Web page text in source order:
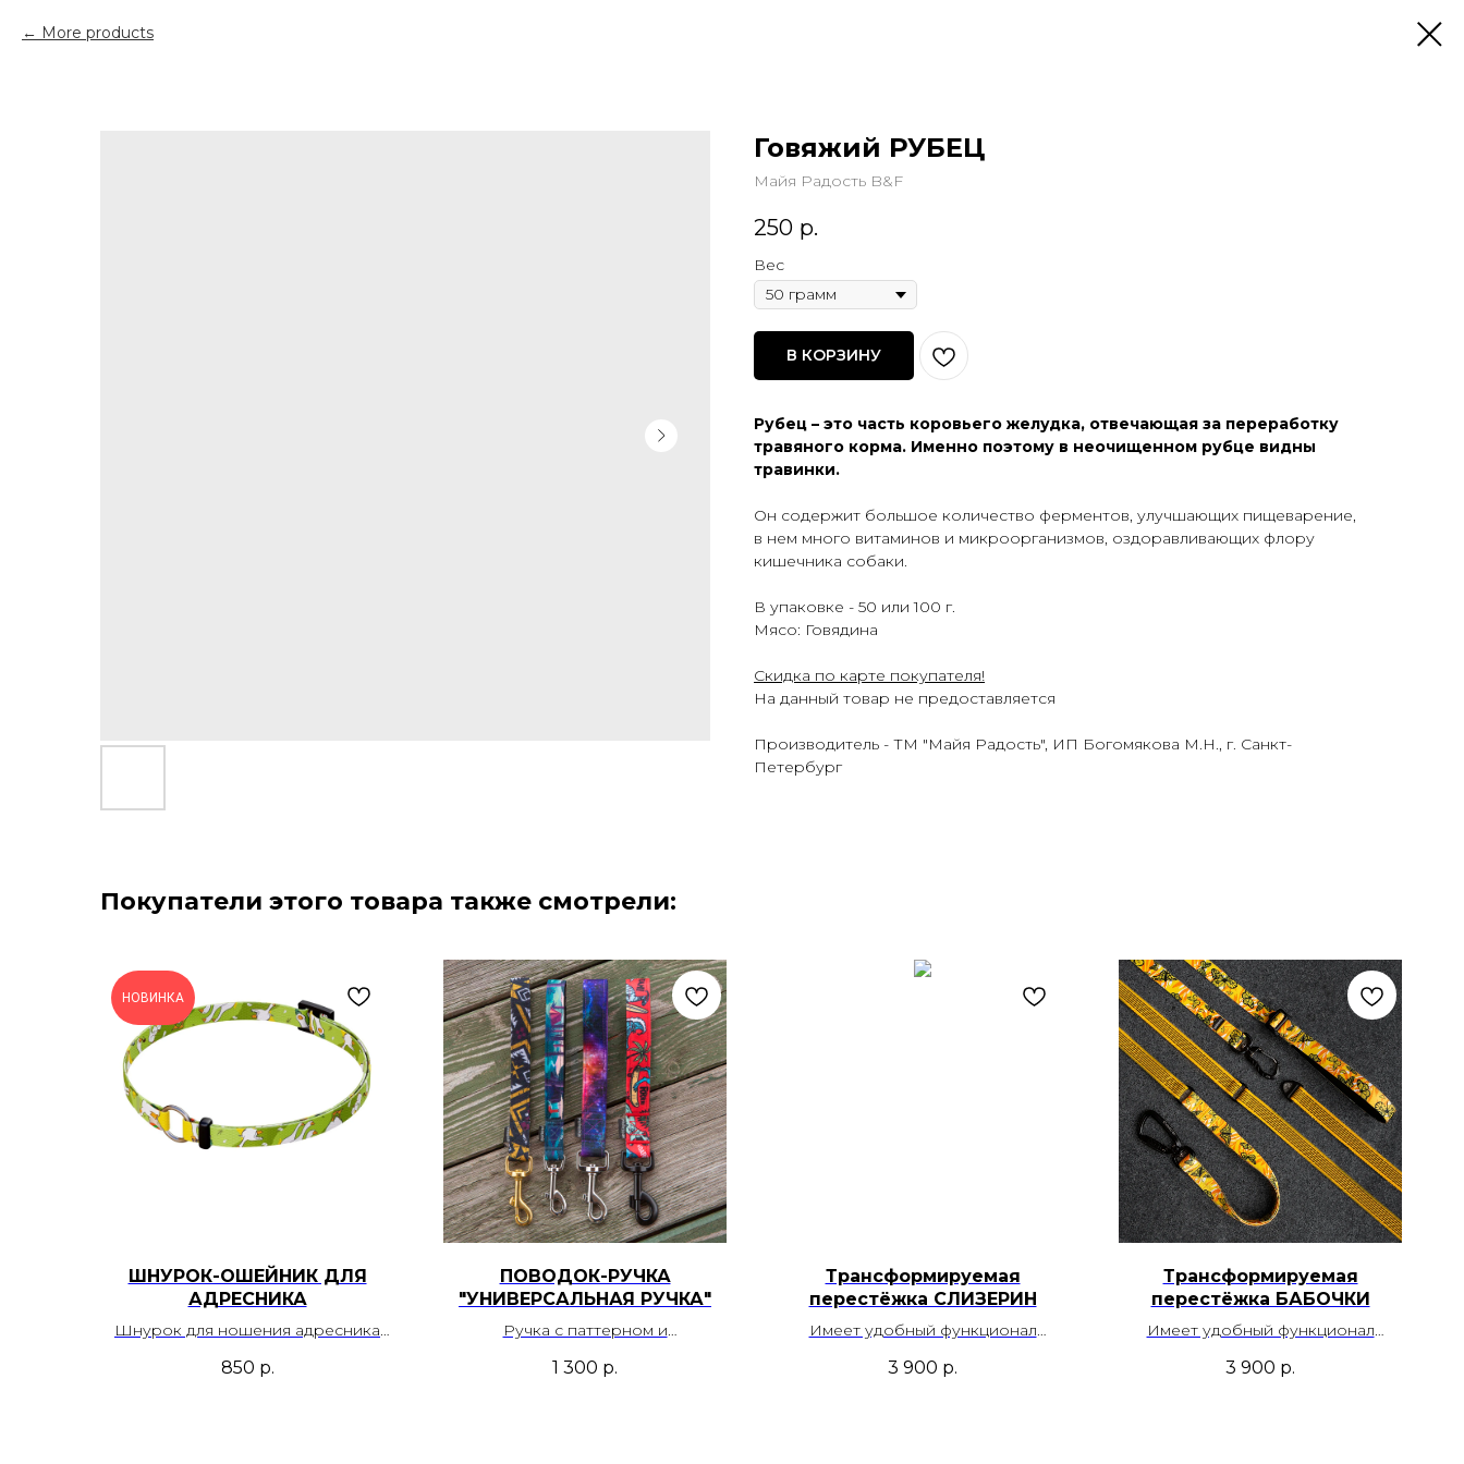
More products
Говяжий РУБЕЦ
Майя Радость B&F
250 р.
Вес
В КОРЗИНУ
Рубец – это часть коровьего желудка, отвечающая за переработку
травяного корма. Именно поэтому в неочищенном рубце видны
травинки.
Он содержит большое количество ферментов, улучшающих пищеварение,
в нем много витаминов и микроорганизмов, оздоравливающих флору
кишечника собаки.
В упаковке - 50 или 100 г.
Мясо: Говядина
Скидка по карте покупателя!
На данный товар не предоставляется
Производитель - ТМ "Майя Радость", ИП Богомякова М.Н., г. Санкт-
Петербург
Покупатели этого товара также смотрели:
НОВИНКА
ШНУРОК-ОШЕЙНИК ДЛЯ
АДРЕСНИКА
Шнурок для ношения адресника
шириной 10 мм. Позволяет носить
850 р.
ПОВОДОК-РУЧКА
"УНИВЕРСАЛЬНАЯ РУЧКА"
Ручка с паттерном и
Может использоваться для
1 300 р.
Трансформируемая
перестёжка СЛИЗЕРИН
Имеет удобный функционал
поводка со скрытой ручкой.
3 900 р.
Трансформируемая
перестёжка БАБОЧКИ
Имеет удобный функционал
поводка со скрытой ручкой.
3 900 р.